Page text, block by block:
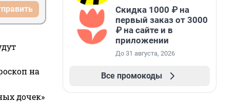
на
дочек»
Скидка 1000 ₽ на
первый заказ от 3000
₽ на сайте и в
приложении
До 31 августа, 2026
Все промокоды